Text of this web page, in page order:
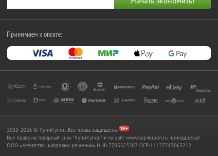
Принимаем к оплате:
2010-2026 © КупиКупон. Все права защищены.
Все права на товарный знак "КупиКупон" и на сайт www.kupikupon.ru принадлежат
OOO «Агентство цифровых решений» ИНН 7705523387, ОГРН 1127747063212